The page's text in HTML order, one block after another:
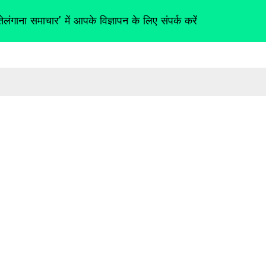
समाचार' में आपके विज्ञापन के लिए संपर्क करें